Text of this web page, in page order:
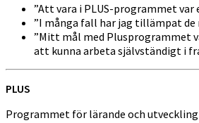
”Att vara i PLUS-programmet
”I många fall har jag tillämpat de
”Mitt mål med Plusprogrammet
att kunna arbeta självständigt i
PLUS
Programmet för lärande och